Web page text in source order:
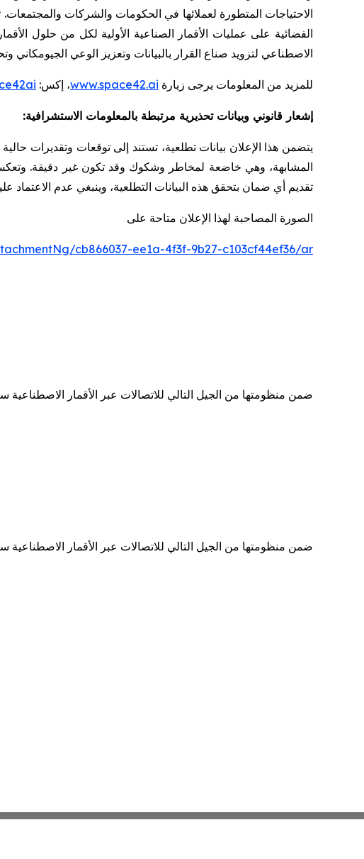
الاحتياجات المتطورة لعملائها في الحكومات والشركات والمجتمعات.
الفضائية على عمليات الأقمار الصناعية الأولية لكل من حلول
الاصطناعي لتزويد صناع القرار بالبيانات وتعزيز الوعي الجيومكاني
للمزيد من المعلومات يرجى زيارة www.space42.ai ، إكس:
إشعار قانوني وبيانات تحذيرية مرتبطة بالمعلومات الاستشرافية:
يتضمن هذا الإعلان بيانات تطلعية، تستند إلى توقعات وتقديرات
المشابهة، وهي خاضعة لمخاطر وشكوك وقد تكون غير دقيقة.
تقديم أي ضمان بتحقق هذه البيانات التطلعية، وينبغي عدم الاعتماد
الصورة المصاحبة لهذا الإعلان متاحة على
cb866037-ee1a-4f3f-9b27-c103cf44ef36/ar
ضمن منظومتها من الجيل التالي للاتصالات عبر الأقمار الاصطناعية سبيس 42 تعلن عن الإطلاق التجاري العالمي للقمر
ضمن منظومتها من الجيل التالي للاتصالات عبر الأقمار الاصطناعية سبيس 42 تعلن عن الإطلاق التجاري العالمي للقمر